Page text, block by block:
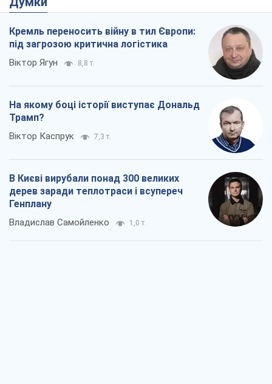
Кремль переносить війну в тил Європи:
під загрозою критична логістика
Віктор Ягун 8,8 т.
На якому боці історії виступає Дональд
Трамп?
Віктор Каспрук 7,3 т.
В Києві вирубали понад 300 великих
дерев заради теплотраси і всупереч
Генплану
Владислав Самойленко 1,0 т.